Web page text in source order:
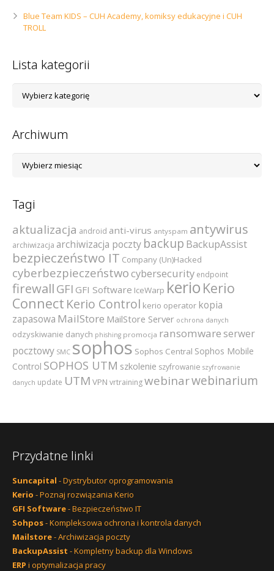
Blue Team KIDS – CUH Academy, komiksy edukacyjne i CUH
TROLL
Lista kategorii
kategorii
Archiwum
Tagi
aktualizacja android anti-virus antyspam antywirus
archiwizacja archiwizacja poczty backup BackupAssist
bezpieczeństwo IT Company (Un)Hacked
cyberbezpieczeństwocybersecurity endpoint
firewall GFI GFI Software IceWarp kerio Kerio
Connect Kerio Control kerio operator kopia
zapasowa MailStore MailStore Server ochrona danych
odzyskiwanie danych phishing promocja ransomware serwer
pocztowy SMC sophos Sophos Central Sophos Mobile
Control SOPHOS UTM szkolenie szyfrowanie szyfrowanie
danych update UTM VPN vrtrainingwebinarwebinarium
Przydatne linki
Suncapital - Dystrybutor oprogramowania
Kerio - Poznaj rozwiązania Kerio
GFI Software- Bezpieczeństwo IT
Sohpos- Kompleksowa ochrona i kontrola danych
Mailstore- Archiwizacja poczty
BackupAssist - Kompletny backup dla Windows
ERP i optymalizacja pracy